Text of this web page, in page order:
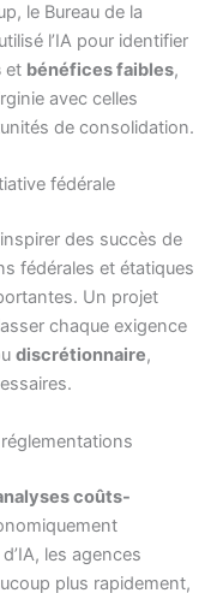
le Bureau de la
l’IA pour identifier
et bénéfices faibles,
avec celles
de consolidation.
fédérale
des succès de
fédérales et étatiques
Un projet
chaque exigence
discrétionnaire,
coûts-
les agences
plus rapidement,